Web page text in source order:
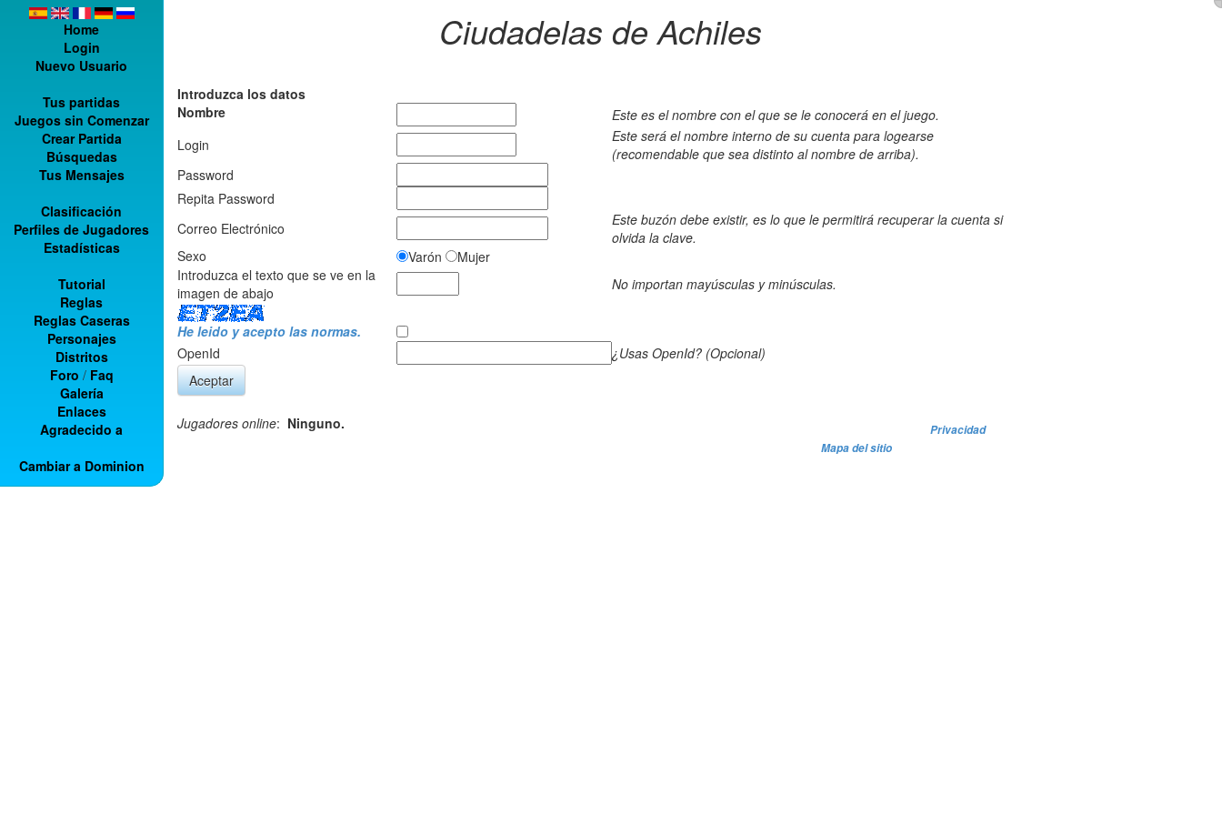
Home
Login
Nuevo Usuario
Tus partidas
Juegos sin Comenzar
Crear Partida
Búsquedas
Tus Mensajes
Clasificación
Perfiles de Jugadores
Estadísticas
Tutorial
Reglas
Reglas Caseras
Personajes
Distritos
Foro / Faq
Galería
Enlaces
Agradecido a
Cambiar a Dominion
Ciudadelas de Achiles
Introduzca los datos
Nombre
Este es el nombre con el que se le conocerá en el juego.
Login
Este será el nombre interno de su cuenta para logearse
(recomendable que sea distinto al nombre de arriba).
Password
Repita Password
Correo Electrónico
Este buzón debe existir, es lo que le permitirá recuperar la cuenta si
olvida la clave.
Sexo
Varón
Mujer
Introduzca el texto que se ve en la
imagen de abajo
No importan mayúsculas y minúsculas.
He leido y acepto las normas.
OpenId
¿Usas OpenId? (Opcional)
Jugadores online: Ninguno.
Privacidad
Mapa del sitio